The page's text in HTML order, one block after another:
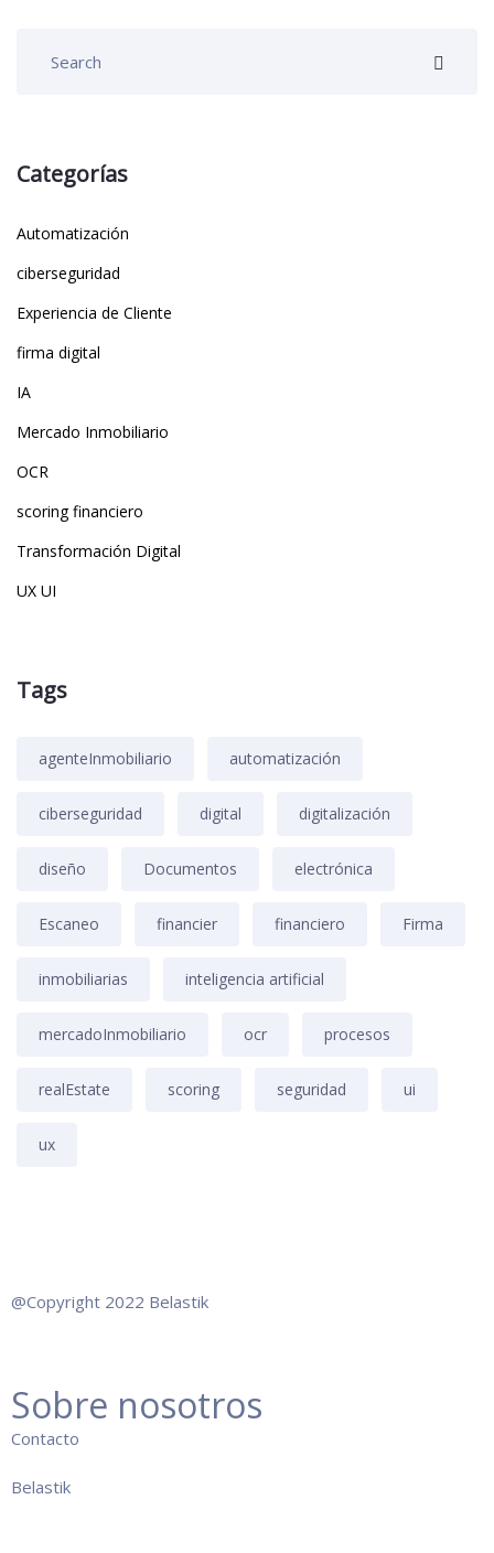
Categorías
Automatización
ciberseguridad
Experiencia de Cliente
firma digital
IA
Mercado Inmobiliario
OCR
scoring financiero
Transformación Digital
UX UI
Tags
agenteInmobiliario automatización
ciberseguridad digital digitalización
diseño Documentos electrónica
Escaneo financier financiero Firma
inmobiliarias inteligencia artificial
mercadoInmobiliario ocr procesos
realEstate scoring seguridad ui
ux
@Copyright 2022 Belastik
Sobre nosotros
Contacto
Belastik